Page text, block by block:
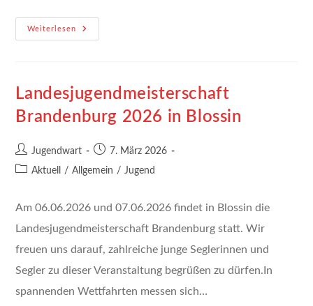
Weiterlesen
Landesjugendmeisterschaft
2026
Landesjugendmeisterschaft
Brandenburg 2026 in Blossin
Beitrags-
Autor:
Jugendwart
Beitrag
veröffentlicht:
7. März 2026
Beitrags-
Aktuell / Allgemein / Jugend
Am 06.06.2026 und 07.06.2026 findet in Blossin die
Landesjugendmeisterschaft Brandenburg statt. Wir
freuen uns darauf, zahlreiche junge Seglerinnen und
Segler zu dieser Veranstaltung begrüßen zu dürfen.In
spannenden Wettfahrten messen sich…